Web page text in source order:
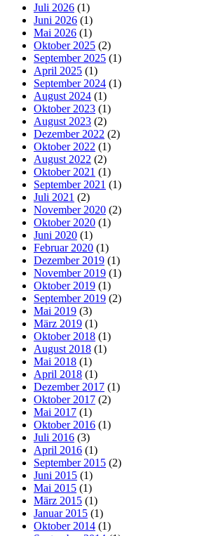
Juli 2026 (1)
Juni 2026 (1)
Mai 2026 (1)
Oktober 2025 (2)
September 2025 (1)
April 2025 (1)
September 2024 (1)
August 2024 (1)
Oktober 2023 (1)
August 2023 (2)
Dezember 2022 (2)
Oktober 2022 (1)
August 2022 (2)
Oktober 2021 (1)
September 2021 (1)
Juli 2021 (2)
November 2020 (2)
Oktober 2020 (1)
Juni 2020 (1)
Februar 2020 (1)
Dezember 2019 (1)
November 2019 (1)
Oktober 2019 (1)
September 2019 (2)
Mai 2019 (3)
März 2019 (1)
Oktober 2018 (1)
August 2018 (1)
Mai 2018 (1)
April 2018 (1)
Dezember 2017 (1)
Oktober 2017 (2)
Mai 2017 (1)
Oktober 2016 (1)
Juli 2016 (3)
April 2016 (1)
September 2015 (2)
Juni 2015 (1)
Mai 2015 (1)
März 2015 (1)
Januar 2015 (1)
Oktober 2014 (1)